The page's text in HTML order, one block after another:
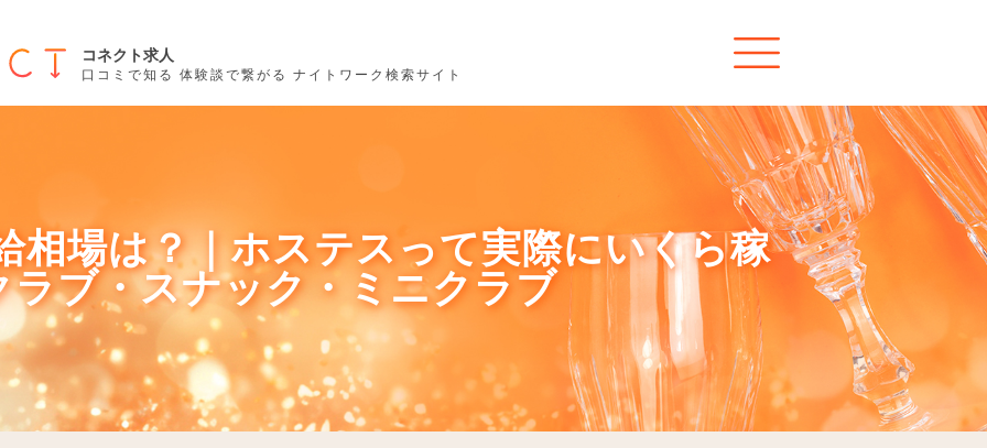
コネクト求人
口コミで知る 体験談で繋がる ナイトワーク検索サイト
相場は？｜ホステスって実際にいくら稼
ラブ・スナック・ミニクラブ